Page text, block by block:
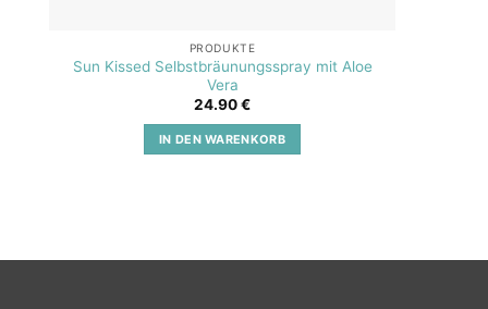
PRODUKTE
Sun Kissed Selbstbräunungsspray mit Aloe
Vera
24.90€
IN DEN WARENKORB